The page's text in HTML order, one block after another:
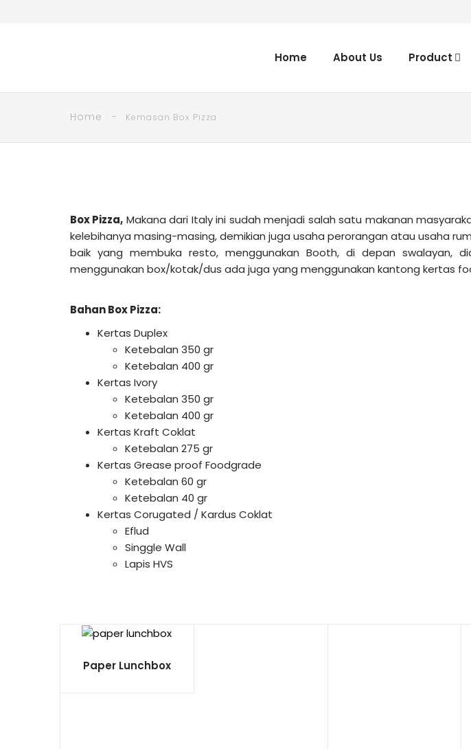
Home About Us Product
Home Kemasan Box Pizza
Box Pizza, Makana dari Italy ini sudah menjadi salah satu makanan
kelebihanya masing-masing, demikian juga usaha perorangan atau usaha
baik yang membuka resto, menggunakan Booth, di depan swalayan,
menggunakan box/kotak/dus ada juga yang menggunakan kantong kertas
Bahan Box Pizza:
Kertas Duplex
Ketebalan 350 gr
Ketebalan 400 gr
Kertas Ivory
Ketebalan 350 gr
Ketebalan 400 gr
Kertas Kraft Coklat
Ketebalan 275 gr
Kertas Grease proof Foodgrade
Ketebalan 60 gr
Ketebalan 40 gr
Kertas Corugated / Kardus Coklat
Eflud
Singgle Wall
Lapis HVS
Paper Lunchbox